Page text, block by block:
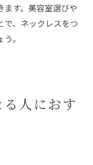
す。美容室選びや
で、ネックレスをつ
。
人におす